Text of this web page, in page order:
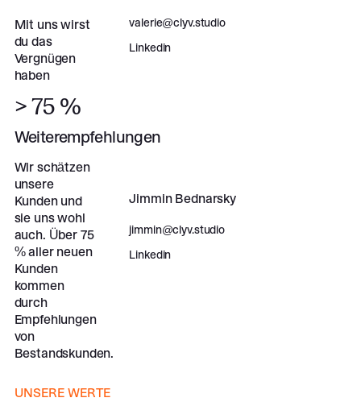
Mit uns wirst
du das
Vergnügen
haben
> 75 %
Weiterempfehlungen
Wir schätzen
unsere
Kunden und
sie uns wohl
auch. Über 75
% aller neuen
Kunden
kommen
durch
Empfehlungen
von
Bestandskunden.
valerie@clyv.studio
Linkedin
Jimmin Bednarsky
jimmin@clyv.studio
Linkedin
UNSERE WERTE